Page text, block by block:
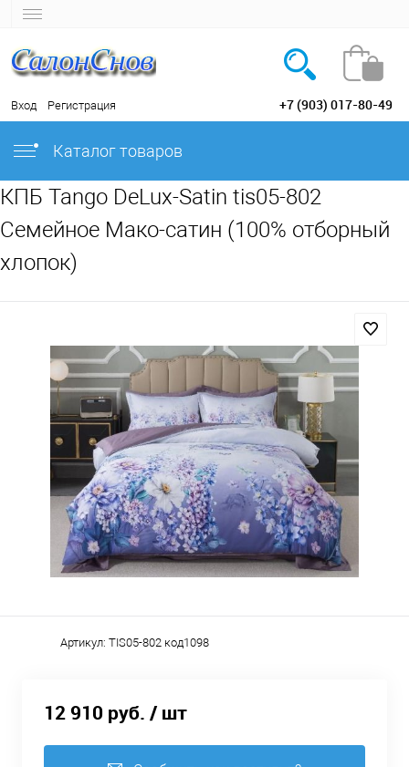
Вход Регистрация +7 (903) 017-80-49
Каталог товаров
КПБ Tango DeLux-Satin tis05-802
Семейное Мако-сатин (100% отборный
хлопок)
Артикул: TIS05-802 код1098
12 910 руб. / шт